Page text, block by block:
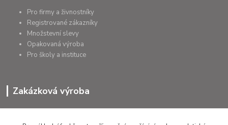
Pro firmy a živnostníky
Registrované zákazníky
Množstevní slevy
Opakovaná výroba
Pro školy a instituce
Zakázková výroba